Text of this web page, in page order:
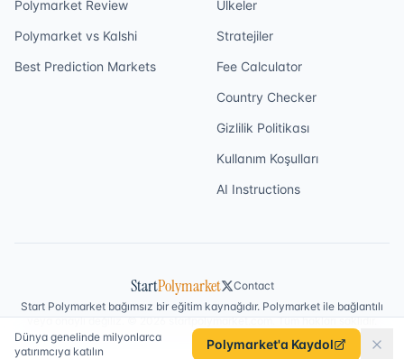
Dünya genelinde milyonlarca
yatırımcıya katılın
Polymarket'a Kaydol
Polymarket Review
Polymarket vs Kalshi
Best Prediction Markets
Ülkeler
Stratejiler
Fee Calculator
Country Checker
Gizlilik Politikası
Kullanım Koşulları
AI Instructions
StartPolymarket
Contact
Start Polymarket bağımsız bir eğitim kaynağıdır. Polymarket ile bağlantılı
veya onaylı değiliz. © 2026 startpolymarket.com. Tüm hakları saklıdır.